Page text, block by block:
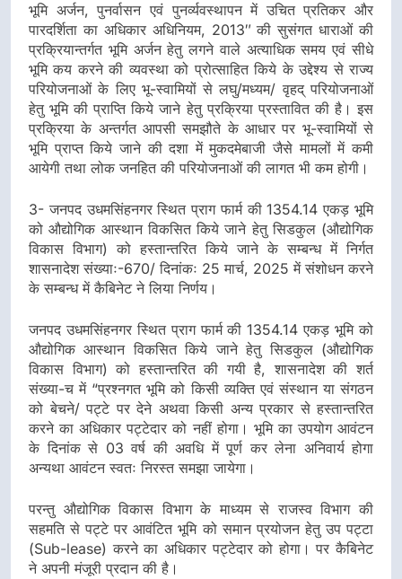
भूमि अर्जन, पुनर्वासन एवं पुनर्व्यवस्थापन में उचित प्रतिकर और
पारदर्शिता का अधिकार अधिनियम, 2013″ की सुसंगत धाराओं की
प्रक्रियान्तर्गत भूमि अर्जन हेतु लगने वाले अत्याधिक समय एवं सीधे
भूमि कय करने की व्यवस्था को प्रोत्साहित किये के उद्देश्य से राज्य
परियोजनाओं के लिए भू-स्वामियों से लघु/मध्यम/ वृहद् परियोजनाओं
हेतु भूमि की प्राप्ति किये जाने हेतु प्रक्रिया प्रस्तावित की है। इस
प्रक्रिया के अन्तर्गत आपसी समझौते के आधार पर भू-स्वामियों से
भूमि प्राप्त किये जाने की दशा में मुकदमेबाजी जैसे मामलों में कमी
आयेगी तथा लोक जनहित की परियोजनाओं की लागत भी कम होगी।
3- जनपद उधमसिंहनगर स्थित प्राग फार्म की 1354.14 एकड़ भूमि
को औद्योगिक आस्थान विकसित किये जाने हेतु सिडकुल (औद्योगिक
विकास विभाग) को हस्तान्तरित किये जाने के सम्बन्ध में निर्गत
शासनादेश संख्याः-670/ दिनांकः 25 मार्च, 2025 में संशोधन करने
के सम्बन्ध में कैबिनेट ने लिया निर्णय।
जनपद उधमसिंहनगर स्थित प्राग फार्म की 1354.14 एकड़ भूमि को
औद्योगिक आस्थान विकसित किये जाने हेतु सिडकुल (औद्योगिक
विकास विभाग) को हस्तान्तरित की गयी है, शासनादेश की शर्त
संख्या-च में “प्रश्नगत भूमि को किसी व्यक्ति एवं संस्थान या संगठन
को बेचने/ पट्टे पर देने अथवा किसी अन्य प्रकार से हस्तान्तरित
करने का अधिकार प‌ट्टेदार को नहीं होगा। भूमि का उपयोग आवंटन
के दिनांक से 03 वर्ष की अवधि में पूर्ण कर लेना अनिवार्य होगा
अन्यथा आवंटन स्वतः निरस्त समझा जायेगा।
परन्तु औद्योगिक विकास विभाग के माध्यम से राजस्व विभाग की
सहमति से पट्टे पर आवंटित भूमि को समान प्रयोजन हेतु उप पट्टा
(Sub-lease) करने का अधिकार पट्टेदार को होगा। पर कैबिनेट
ने अपनी मंजूरी प्रदान की है।